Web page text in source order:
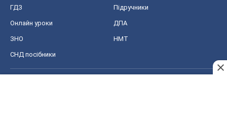
ГДЗ Підручники
Онлайн уроки ДПА
ЗНО НМТ
СНД посібники